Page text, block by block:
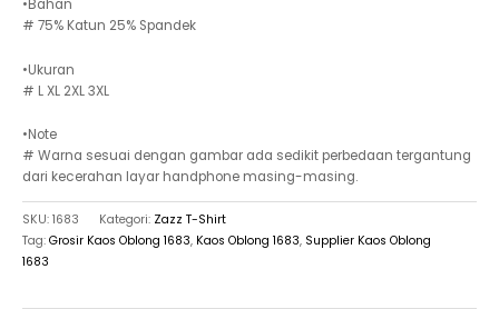
•Bahan
# 75% Katun 25% Spandek
•Ukuran
# L XL 2XL 3XL
•Note
# Warna sesuai dengan gambar ada sedikit perbedaan tergantung
dari kecerahan layar handphone masing-masing.
SKU: 1683 Kategori: Zazz T-Shirt
Tag: Grosir Kaos Oblong 1683, Kaos Oblong 1683, Supplier Kaos Oblong
1683